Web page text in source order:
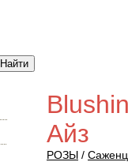
Айз
РОЗЫ /